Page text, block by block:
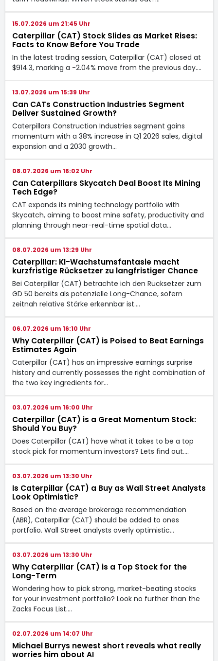
15.07.2026 um 21:45 Uhr
Caterpillar (CAT) Stock Slides as Market Rises:
Facts to Know Before You Trade
In the latest trading session, Caterpillar (CAT) closed at
$914.3, marking a -2.04% move from the previous day.…
13.07.2026 um 15:39 Uhr
Can CATs Construction Industries Segment
Deliver Sustained Growth?
Caterpillars Construction Industries segment gains
momentum with a 38% increase in Q1 2026 sales, digital
expansion and a 2030 growth…
08.07.2026 um 16:02 Uhr
Can Caterpillars Skycatch Deal Boost Its Mining
Tech Edge?
CAT expands its mining technology portfolio with
Skycatch, aiming to boost mine safety, productivity and
planning through near-real-time spatial data…
08.07.2026 um 13:29 Uhr
Caterpillar: KI-Wachstumsfantasie macht
kurzfristige Rücksetzer zu langfristiger Chance
Bei Caterpillar (CAT) betrachte ich den Rücksetzer zum
GD 50 bereits als potenzielle Long-Chance, sofern
zeitnah relative Stärke erkennbar ist.…
06.07.2026 um 16:10 Uhr
Why Caterpillar (CAT) is Poised to Beat Earnings
Estimates Again
Caterpillar (CAT) has an impressive earnings surprise
history and currently possesses the right combination of
the two key ingredients for…
03.07.2026 um 16:00 Uhr
Caterpillar (CAT) is a Great Momentum Stock:
Should You Buy?
Does Caterpillar (CAT) have what it takes to be a top
stock pick for momentum investors? Lets find out.…
03.07.2026 um 13:30 Uhr
Is Caterpillar (CAT) a Buy as Wall Street Analysts
Look Optimistic?
Based on the average brokerage recommendation
(ABR), Caterpillar (CAT) should be added to ones
portfolio. Wall Street analysts overly optimistic…
03.07.2026 um 13:30 Uhr
Why Caterpillar (CAT) is a Top Stock for the
Long-Term
Wondering how to pick strong, market-beating stocks
for your investment portfolio? Look no further than the
Zacks Focus List.…
02.07.2026 um 14:07 Uhr
Michael Burrys newest short reveals what really
worries him about AI